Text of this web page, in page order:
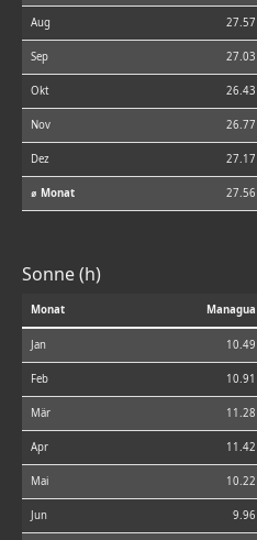
Aug 27.57
Sep 27.03
Okt 26.43
Nov 26.77
Dez 27.17
⌀ Monat 27.56
Sonne (h)
Monat Managua
Jan 10.49
Feb 10.91
Mär 11.28
Apr 11.42
Mai 10.22
Jun 9.96